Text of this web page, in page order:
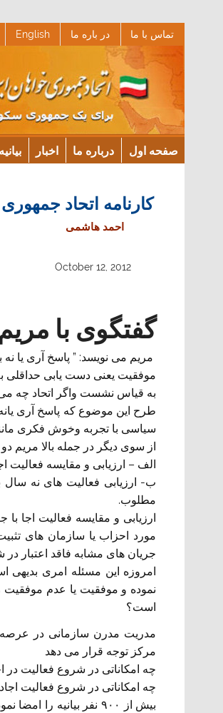
تماس با ما در باره ما English
صفحه اول درباره ما اخبار
کارنامه اتحاد
احمد هاشمی
October 12, 2012
گفتگوی با
مریم می نویسد: ” پاسخ آری یا
موفقیت یعنی دست یابی حداقلی
به قیاس نشست واگر اتحاد چه می
طرح این موضوع که پاسخ آری
سیاسی با تجربه وخوش فکری
از سوی دیگر در جمله بالا مریم
الف – ارزیابی و مقایسه فعالیت
ب- ارزیابی فعالیت های نه
مطلوب.
ارزیابی و مقایسه فعالیت اجا
مورد احزاب یا سازمان های
جریان های مشابه فاقد اعتبار
امروزه این مسئله امری بدیهی
نموده و موفقیت یا عدم
است؟
مدریت مدرن سازمانی در عرصه
مرکز توجه قرار می دهد
چه امکاناتی در شروع فعالیت در
چه امکاناتی در شروع فعالیت